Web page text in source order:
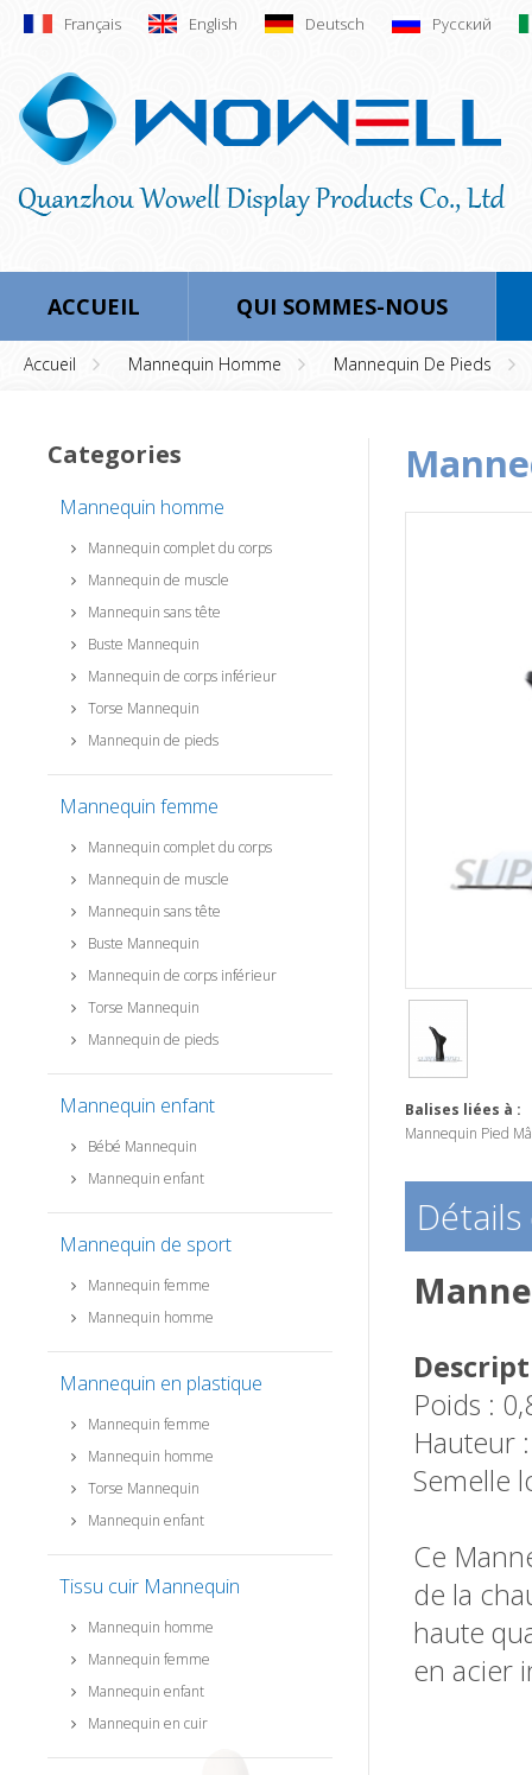
Français English Deutsch Русский
ACCUEIL QUI SOMMES-NOUS
Accueil Mannequin Homme Mannequin De Pieds
Categories
Mannequin homme
Mannequin complet du corps
Mannequin de muscle
Mannequin sans tête
Buste Mannequin
Mannequin de corps inférieur
Torse Mannequin
Mannequin de pieds
Mannequin femme
Mannequin complet du corps
Mannequin de muscle
Mannequin sans tête
Buste Mannequin
Mannequin de corps inférieur
Torse Mannequin
Mannequin de pieds
Mannequin enfant
Bébé Mannequin
Mannequin enfant
Mannequin de sport
Mannequin femme
Mannequin homme
Mannequin en plastique
Mannequin femme
Mannequin homme
Torse Mannequin
Mannequin enfant
Tissu cuir Mannequin
Mannequin homme
Mannequin femme
Mannequin enfant
Mannequin en cuir
Balises liées à :
Mannequin Pied
Poids :
Hauteur
Semelle
Ce
de la
haute
en acier